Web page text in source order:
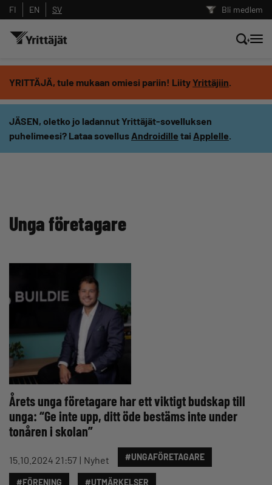
Bli medlem
FI EN SV
YRITTÄJÄ, tule mukaan omiesi pariin! LiityYrittäjiin.
JÄSEN, oletko jo ladannut Yrittäjät-sovelluksen
puhelimeesi? Lataa sovellus Androidille tai Applelle.
Unga företagare
Årets unga företagare har ett viktigt budskap till
unga: “Ge inte upp, ditt öde bestäms inte under
tonåren i skolan”
15.10.2024 21:57 Nyhet #UNGAFÖRETAGARE
#FÖRENING #UTMÄRKELSER
Sök nyheter, innehåll och utbildningar